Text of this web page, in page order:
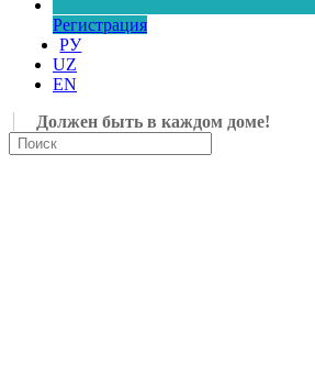
Регистрация
РУ
UZ
EN
Должен быть в каждом доме!